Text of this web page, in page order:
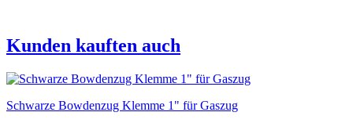
Kunden kauften auch
Schwarze Bowdenzug Klemme 1" für Gaszug